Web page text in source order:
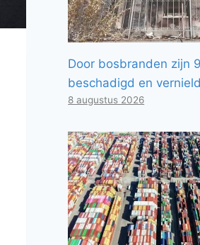
Door bosbranden zijn
beschadigd en vernield
8 augustus 2026